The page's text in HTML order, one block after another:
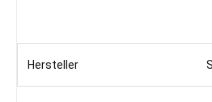
Hersteller